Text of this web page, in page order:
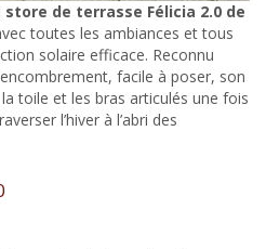
store de terrasse Félicia 2.0 de
toutes les ambiances et tous
solaire efficace. Reconnu
facile à poser, son
toile et les bras articulés une fois
l’hiver à l’abri des